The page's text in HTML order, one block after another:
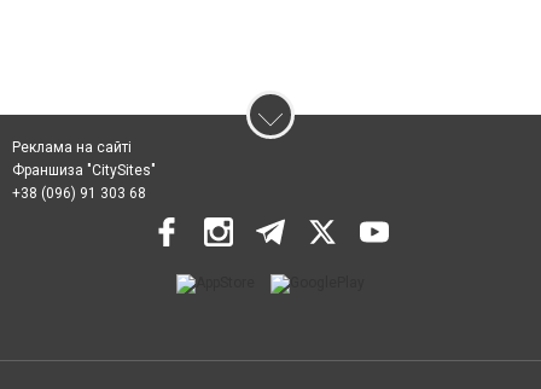
Реклама на сайті
Франшиза "CitySites"
+38 (096) 91 303 68